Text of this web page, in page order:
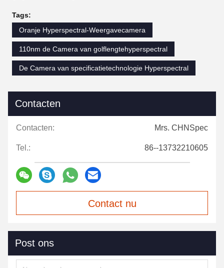
Tags:
Oranje Hyperspectral-Weergavecamera
110nm de Camera van golflengtehyperspectral
De Camera van specificatietechnologie Hyperspectral
Contacten
Contacten: Mrs. CHNSpec
Tel.: 86--13732210605
Contact nu
Post ons